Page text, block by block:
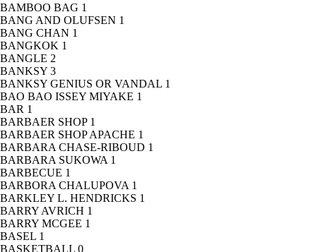
BAMBOO BAG 1
BANG AND OLUFSEN 1
BANG CHAN 1
BANGKOK 1
BANGLE 2
BANKSY 3
BANKSY GENIUS OR VANDAL 1
BAO BAO ISSEY MIYAKE 1
BAR 1
BARBAER SHOP 1
BARBAER SHOP APACHE 1
BARBARA CHASE-RIBOUD 1
BARBARA SUKOWA 1
BARBECUE 1
BARBORA CHALUPOVA 1
BARKLEY L. HENDRICKS 1
BARRY AVRICH 1
BARRY MCGEE 1
BASEL 1
BASKETBALL 0